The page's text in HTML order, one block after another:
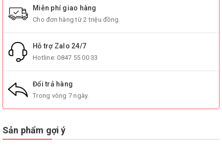
Miễn phí giao hàng
Cho đơn hàng từ 2 triệu đồng.
Hỗ trợ Zalo 24/7
Hotline:0847 55 00 33
Đổi trả hàng
Trong vòng 7 ngày.
Sản phẩm gợi ý